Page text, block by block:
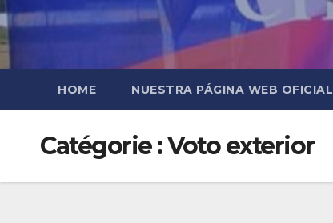
HOME NUESTRA PÁGINA WEB OFICIAL
Catégorie :Voto exterior